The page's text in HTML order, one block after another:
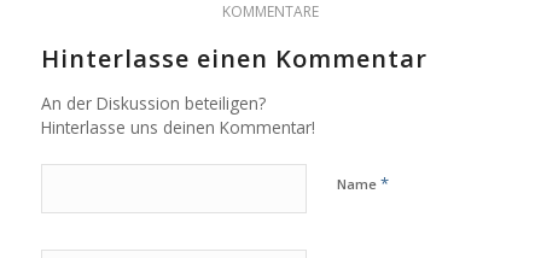
KOMMENTARE
Hinterlasse einen Kommentar
An der Diskussion beteiligen?
Hinterlasse uns deinen Kommentar!
Name *